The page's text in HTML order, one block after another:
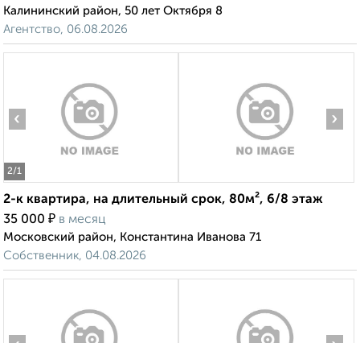
Калининский район, 50 лет Октября 8
Агентство, 06.08.2026
2/1
‹ ›
2-к квартира, на длительный срок, 80м², 6/8 этаж
35 000 ₽ в месяц
Московский район, Константина Иванова 71
Собственник, 04.08.2026